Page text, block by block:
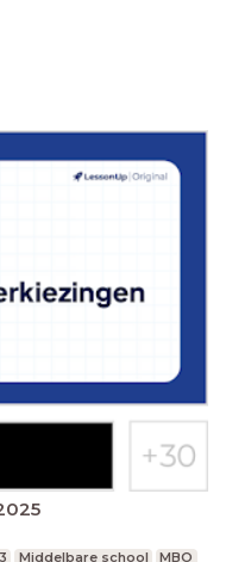
Middelbare school
MBO